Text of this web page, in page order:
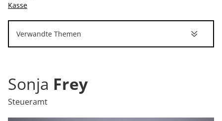
Kasse
Verwandte Themen
Sonja Frey
Steueramt